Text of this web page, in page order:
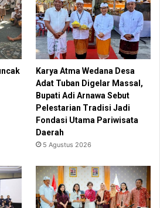
Karya Atma Wedana Desa
Adat Tuban Digelar Massal,
Bupati Adi Arnawa Sebut
Pelestarian Tradisi Jadi
Fondasi Utama Pariwisata
Daerah
5 Agustus 2026